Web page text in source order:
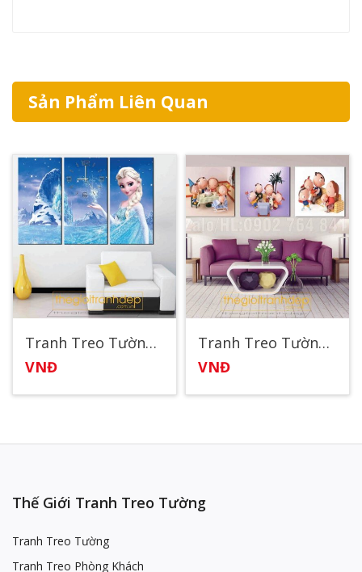
Sản Phẩm Liên Quan
Tranh Treo Tường Công Chúa Elsa
VNĐ
Tranh Treo Tường Gia Đình Vui Vẻ
VNĐ
Thế Giới Tranh Treo Tường
Tranh Treo Tường
Tranh Treo Phòng Khách